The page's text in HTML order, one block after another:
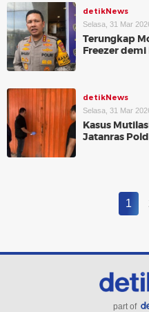
detikNews
Selasa, 31 Mar
Terungkap
Freezer demi
detikNews
Selasa, 31 Mar
Kasus
Jatanras
1
part of